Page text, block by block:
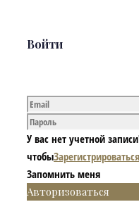
Войти
У вас нет учетной
чтобыЗарегистрироваться
Запомнить меня
Авторизоваться